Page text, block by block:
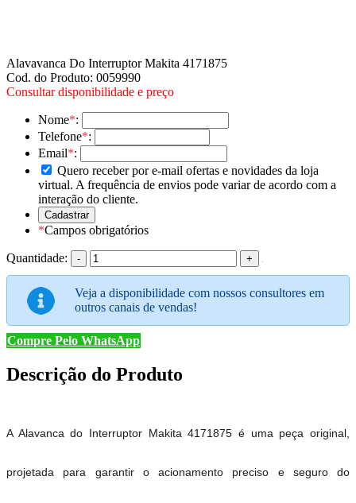
Alavavanca Do Interruptor Makita 4171875
Cod. do Produto: 0059990
Consultar disponibilidade e preço
Nome*:
Telefone*:
Email*:
Quero receber por e-mail ofertas e novidades da loja
virtual. A frequência de envios pode variar de acordo com a
interação do cliente.
*Campos obrigatórios
Quantidade: - +
Veja a disponibilidade com nossos consultores em
outros canais de vendas!
Compre Pelo WhatsApp
Descrição do Produto
A Alavanca do Interruptor Makita 4171875 é uma peça original,
projetada para garantir o acionamento preciso e seguro do